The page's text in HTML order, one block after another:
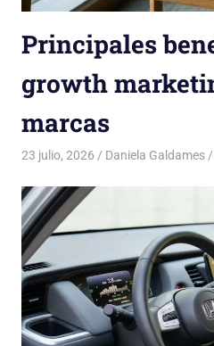
Principales
growth
marcas
23 julio, 2026 Daniela Galdames